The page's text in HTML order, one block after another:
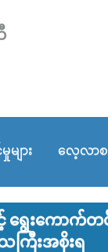
များ လေ့လာစ
ကောက်တင်မြှ
ကြီးအစိုးရ